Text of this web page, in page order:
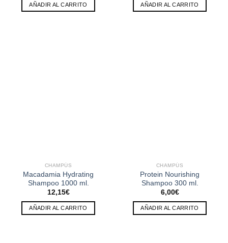
AÑADIR AL CARRITO AÑADIR AL CARRITO
CHAMPÚS
Macadamia Hydrating
Shampoo 1000 ml.
12,15€
AÑADIR AL CARRITO
CHAMPÚS
Protein Nourishing
Shampoo 300 ml.
6,00€
AÑADIR AL CARRITO